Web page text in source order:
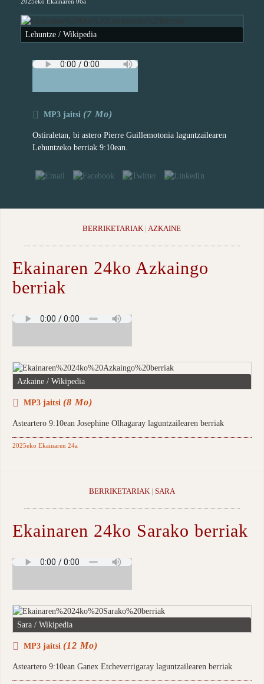
Lehuntze / Wikipedia
MP3 jaitsi (7 Mo)
Ostiraletan, bi astero Pierre Guillemotonia laguntzailearen
Lehuntzeko berriak 9:10ean.
BERRIKETARIAK |AZKAINE
Ekainaren 24ko Azkaingo
berriak
Azkaine / Wikipedia
MP3 jaitsi (8 Mo)
Asteartero 9:10ean Josephine Olhagaray laguntzailearen berriak
2025eko Ekainaren 24a
BERRIKETARIAK| SARA
Ekainaren 24ko Sarako berriak
Sara / Wikipedia
MP3 jaitsi (12 Mo)
Asteartero 9:10ean Ganex Etcheverrigaray laguntzailearen berriak